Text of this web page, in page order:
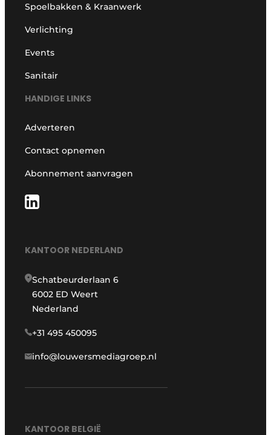
Spoelbakken & Kraanwerk
Verlichting
Events
Sanitair
HANDIGE LINKS
Adverteren
Contact opnemen
Abonnement aanvragen
KANTOOR NEDERLAND
Schatbeurderlaan 6
6002 ED Weert
Nederland
+31 495 450095
info@louwersmediagroep.nl
KANTOOR BELGIË